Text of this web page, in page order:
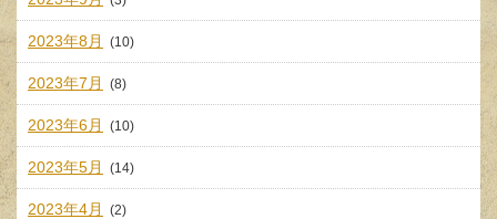
2023年8月 (10)
2023年7月 (8)
2023年6月 (10)
2023年5月 (14)
2023年4月 (2)